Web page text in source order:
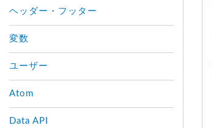
ヘッダー・フッター
変数
ユーザー
Atom
Data API